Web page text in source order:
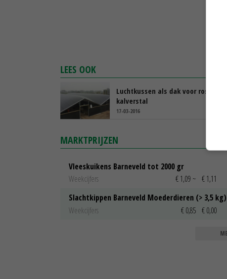
LEES OOK
Luchtkussen als dak voor rosé
kalverstal
17-03-2016
MARKTPRIJZEN
Vleeskuikens Barneveld tot 2000 gr
Weekcijfers
€ 1,09 ~ € 1,11
Slachtkippen Barneveld Moederdieren (> 3,5 kg)
Weekcijfers
€ 0,85 € 0,00